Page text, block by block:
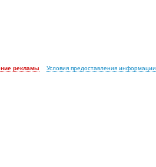
рекламы Условия предоставления информации